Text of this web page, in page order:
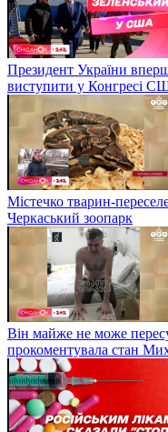
Президент України
виступити у Конгресі
Містечко тварин-
Черкаський зоопарк
Він майже не може
прокоментувала стан